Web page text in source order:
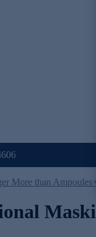
More than